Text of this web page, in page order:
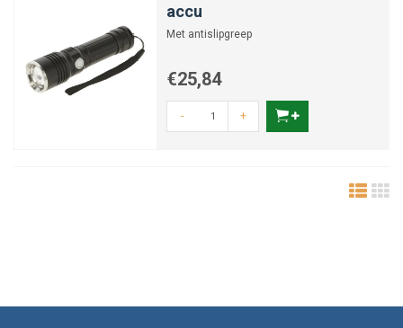
accu
Met antislipgreep
€25,84
- +